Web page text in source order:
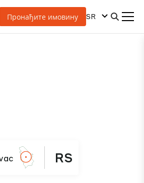
Пронађите имовину SR
RS